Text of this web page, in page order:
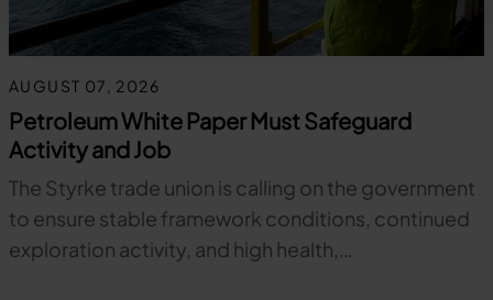
AUGUST 07, 2026
Petroleum White Paper Must Safeguard
Activity and Job
The Styrke trade union is calling on the government
to ensure stable framework conditions, continued
exploration activity, and high health,…